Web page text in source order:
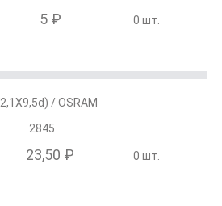
5 ₽ 0 шт.
/ OSRAM
2845
23,50 ₽ 0 шт.